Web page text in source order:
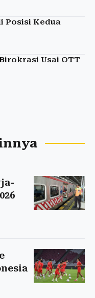
Posisi Kedua
Usai OTT